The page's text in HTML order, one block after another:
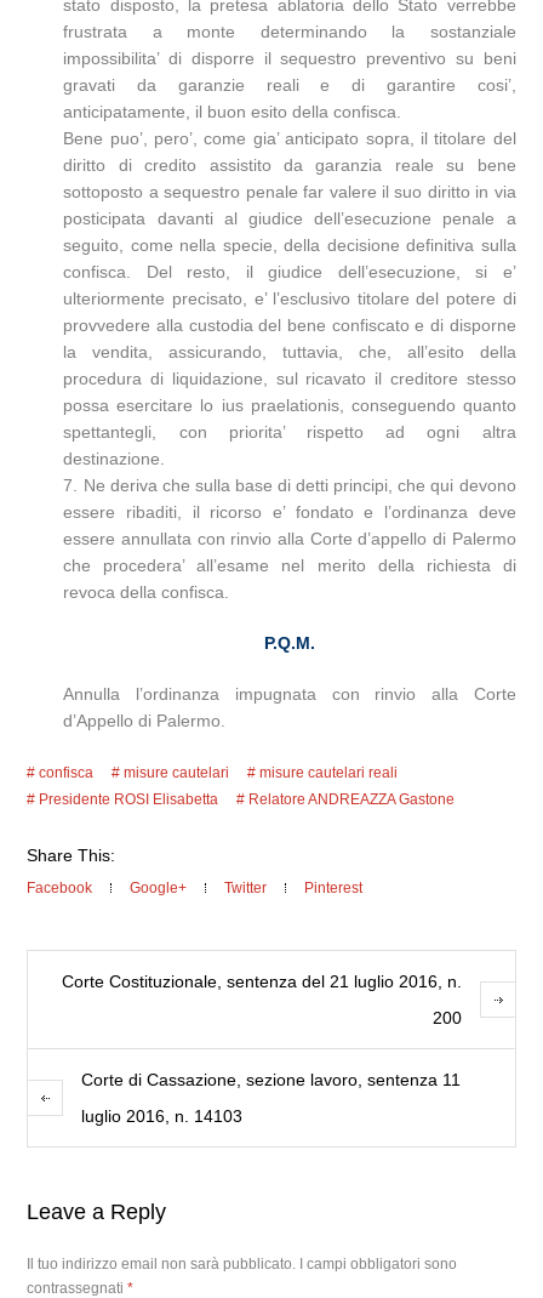
stato disposto, la pretesa ablatoria dello Stato verrebbe
frustrata a monte determinando la sostanziale
impossibilita’ di disporre il sequestro preventivo su beni
gravati da garanzie reali e di garantire cosi’,
anticipatamente, il buon esito della confisca.
Bene puo’, pero’, come gia’ anticipato sopra, il titolare del
diritto di credito assistito da garanzia reale su bene
sottoposto a sequestro penale far valere il suo diritto in via
posticipata davanti al giudice dell’esecuzione penale a
seguito, come nella specie, della decisione definitiva sulla
confisca. Del resto, il giudice dell’esecuzione, si e’
ulteriormente precisato, e’ l’esclusivo titolare del potere di
provvedere alla custodia del bene confiscato e di disporne
la vendita, assicurando, tuttavia, che, all’esito della
procedura di liquidazione, sul ricavato il creditore stesso
possa esercitare lo ius praelationis, conseguendo quanto
spettantegli, con priorita’ rispetto ad ogni altra
destinazione.
7. Ne deriva che sulla base di detti principi, che qui devono
essere ribaditi, il ricorso e’ fondato e l’ordinanza deve
essere annullata con rinvio alla Corte d’appello di Palermo
che procedera’ all’esame nel merito della richiesta di
revoca della confisca.
P.Q.M.
Annulla l’ordinanza impugnata con rinvio alla Corte
d’Appello di Palermo.
confisca misure cautelari
misure cautelari reali
Presidente ROSI Elisabetta
Relatore ANDREAZZA Gastone
Share This:
Facebook Google+ Twitter Pinterest
Corte Costituzionale, sentenza del 21 luglio 2016, n.
200
Corte di Cassazione, sezione lavoro, sentenza 11
luglio 2016, n. 14103
Leave a Reply
Il tuo indirizzo email non sarà pubblicato.
I campi obbligatori sono
contrassegnati*